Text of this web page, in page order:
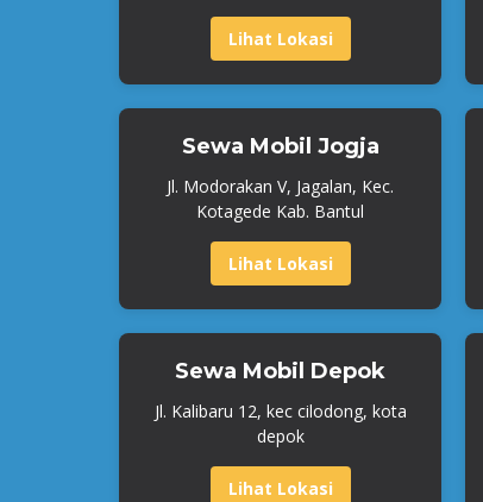
Lihat Lokasi
Sewa Mobil Jogja
Jl. Modorakan V, Jagalan, Kec.
Kotagede Kab. Bantul
Lihat Lokasi
Sewa Mobil Depok
Jl. Kalibaru 12, kec cilodong, kota
depok
Lihat Lokasi